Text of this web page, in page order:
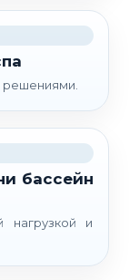
решениями.
бассейн
нагрузкой и